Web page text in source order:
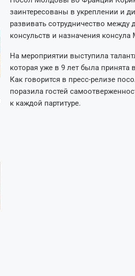
заинтересованы в укреплении и
развивать сотрудничество между
консульств и назначения
На мероприятии выступила
которая уже в 9 лет была
Как говорится в пресс-релизе
поразила гостей
к каждой партитуре.